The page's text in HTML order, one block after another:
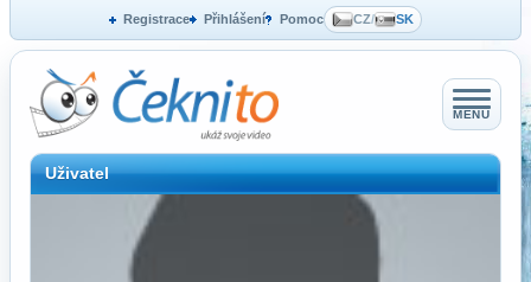
Registrace Přihlášení Pomoc CZ/ SK
MENU
Uživatel